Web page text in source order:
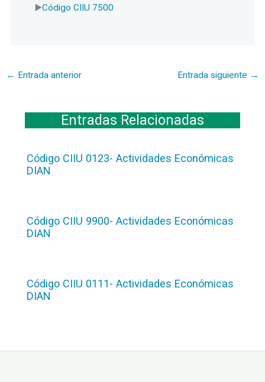
Código CIIU 7500
← Entrada anterior Entrada siguiente →
Entradas Relacionadas
Código CIIU 0123- Actividades Económicas
DIAN
Código CIIU 9900- Actividades Económicas
DIAN
Código CIIU 0111- Actividades Económicas
DIAN